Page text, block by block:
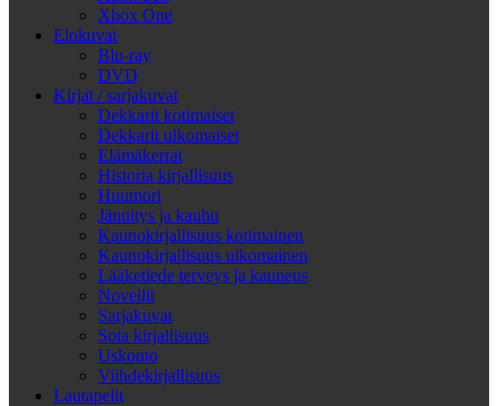
Xbox One
Elokuvat
Blu-ray
DVD
Kirjat / sarjakuvat
Dekkarit kotimaiset
Dekkarit ulkomaiset
Elämäkerrat
Historia kirjallisuus
Huumori
Jännitys ja kauhu
Kaunokirjallisuus kotimainen
Kaunokirjallisuus ulkomainen
Lääketiede terveys ja kauneus
Novellit
Sarjakuvat
Sota kirjallisuus
Uskonto
Viihdekirjallisuus
Lautapelit